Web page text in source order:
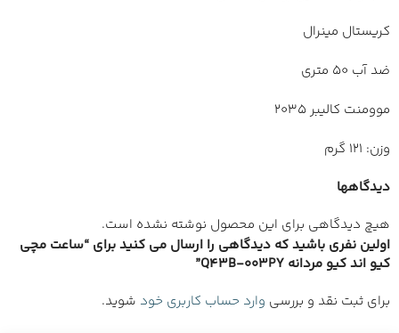
کریستال مینرال
ضد آب 50 متری
موومنت کالیبر 2035
وزن: 121 گرم
دیدگاهها
هیچ دیدگاهی برای این محصول نوشته نشده است.
اولین نفری باشید که دیدگاهی را ارسال می کنید برای “ساعت مچی
کیو اند کیو مردانه Q43B-003PY”
برای ثبت نقد و بررسی وارد حساب کاربری خود شوید.